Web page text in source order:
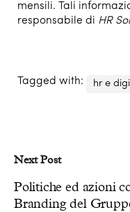
mensili. Tali
responsabile di HR
Tagged with: hr e
Next Post
Politiche ed azioni
Branding del